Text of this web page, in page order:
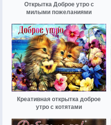
Открытка Доброе утро с
милыми пожеланиями
Креативная открытка доброе
утро с котятами